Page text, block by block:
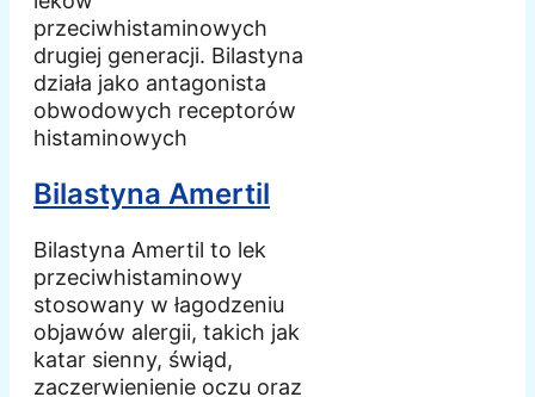
przeciwhistaminowych
drugiej generacji. Bilastyna
działa jako antagonista
obwodowych receptorów
histaminowych
Bilastyna Amertil
Bilastyna Amertil to lek
przeciwhistaminowy
stosowany w łagodzeniu
objawów alergii, takich jak
katar sienny, świąd,
zaczerwienienie oczu oraz